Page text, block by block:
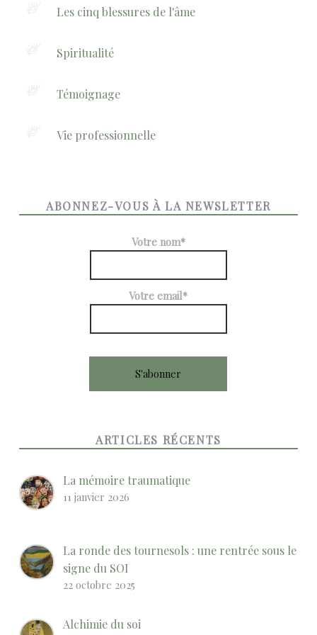
Les cinq blessures de l'âme
Spiritualité
Témoignage
Vie professionnelle
ABONNEZ-VOUS À LA NEWSLETTER
Votre nom*
Votre email*
ARTICLES RÉCENTS
La mémoire traumatique
11 janvier 2026
La ronde des tournesols : une rentrée sous le
signe du SOI
22 octobre 2025
Alchimie du soi